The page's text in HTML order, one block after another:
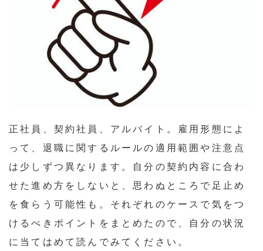
正社員、契約社員、アルバイト。雇用形態によ
って、退職に関するルールの適用範囲や注意点
は少しずつ異なります。自分の契約内容に合わ
せた進め方をしないと、思わぬところで足止め
を食らう可能性も。それぞれのケースで気をつ
けるべきポイントをまとめたので、自分の状況
に当てはめて読んでみてください。